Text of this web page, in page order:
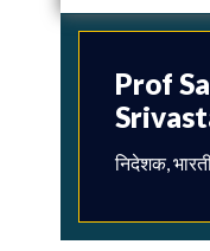
Prof
निदेशक,